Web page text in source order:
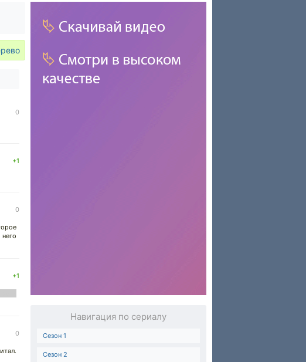
Навигация по сериалу
Сезон 1
Сезон 2
0
+1
0
+1
0